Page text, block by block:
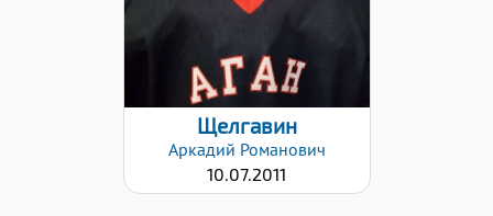
Щелгавин
Аркадий Романович
10.07.2011